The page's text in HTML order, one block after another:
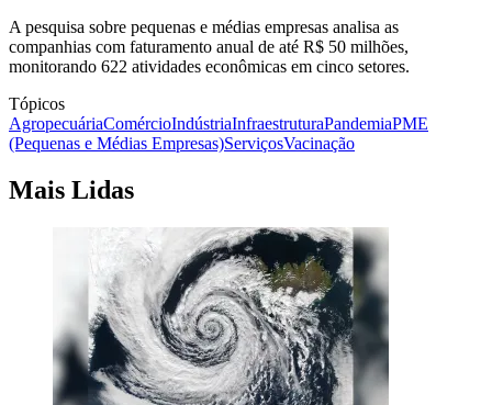
A pesquisa sobre pequenas e médias empresas analisa as
companhias com faturamento anual de até R$ 50 milhões,
monitorando 622 atividades econômicas em cinco setores.
Tópicos
AgropecuáriaComércioIndústriaInfraestruturaPandemiaPME
(Pequenas e Médias Empresas)ServiçosVacinação
Mais Lidas